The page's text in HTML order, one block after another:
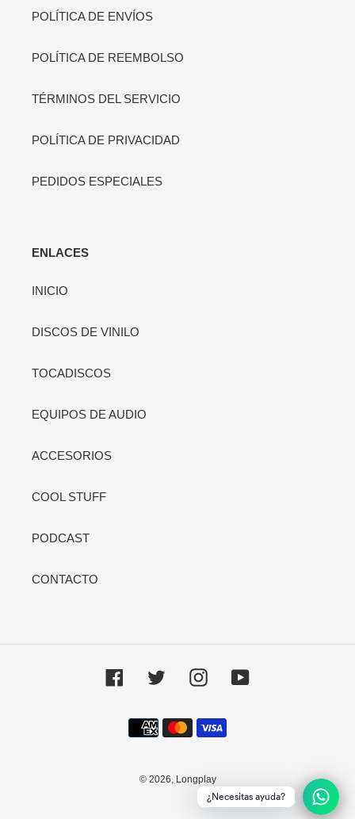
POLÍTICA DE ENVÍOS
POLÍTICA DE REEMBOLSO
TÉRMINOS DEL SERVICIO
POLÍTICA DE PRIVACIDAD
PEDIDOS ESPECIALES
ENLACES
INICIO
DISCOS DE VINILO
TOCADISCOS
EQUIPOS DE AUDIO
ACCESORIOS
COOL STUFF
PODCAST
CONTACTO
Facebook Twitter InstagramYouTube
Métodos
de
© 2026, Longplay
¿Necesitas ayuda?